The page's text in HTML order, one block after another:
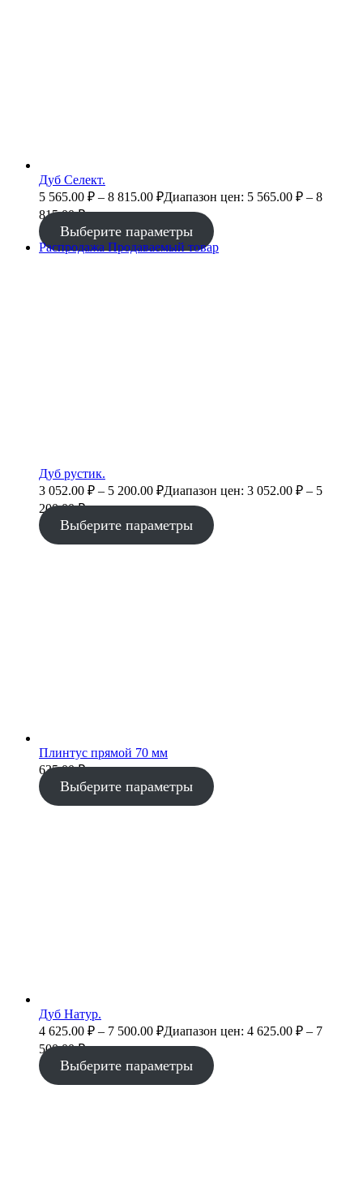
Дуб Селект.
5 565.00 ₽ – 8 815.00 ₽Диапазон цен: 5 565.00 ₽ – 8
815.00 ₽
Выберите параметры
Распродажа Продаваемый товар
Дуб рустик.
3 052.00 ₽ – 5 200.00 ₽Диапазон цен: 3 052.00 ₽ – 5
200.00 ₽
Выберите параметры
Плинтус прямой 70 мм
635.00₽
Выберите параметры
Дуб Натур.
4 625.00 ₽ – 7 500.00 ₽Диапазон цен: 4 625.00 ₽ – 7
500.00 ₽
Выберите параметры